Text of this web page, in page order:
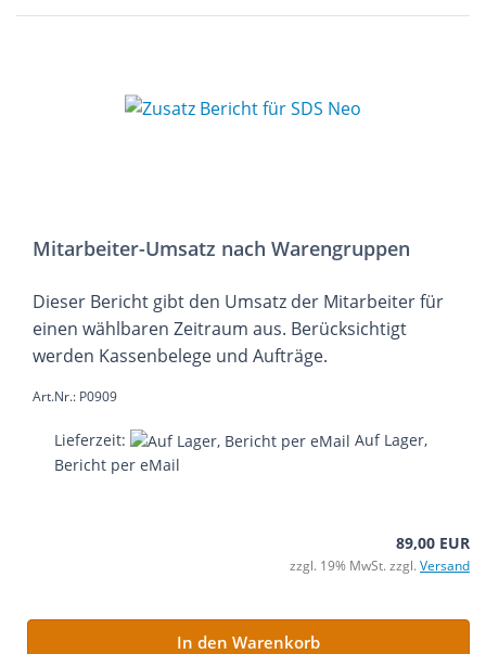
Mitarbeiter-Umsatz nach Warengruppen
Dieser Bericht gibt den Umsatz der Mitarbeiter für
einen wählbaren Zeitraum aus. Berücksichtigt
werden Kassenbelege und Aufträge.
Art.Nr.: P0909
Lieferzeit:
Auf Lager,
Bericht per eMail
89,00 EUR
zzgl. 19% MwSt. zzgl. Versand
In den Warenkorb